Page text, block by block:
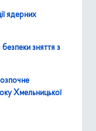
ядерних
зняття з
Хмельницької